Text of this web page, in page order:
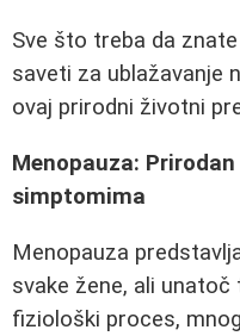
Sve što treba da
saveti za ublažavanje
ovaj prirodni životni
Menopauza:
simptomima
Menopauza
svake žene, ali
fiziološki proces,